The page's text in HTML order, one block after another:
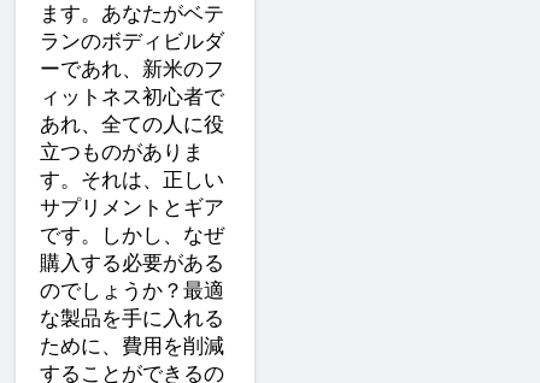
ます。あなたがベテ
ランのボディビルダ
ーであれ、新米のフ
ィットネス初心者で
あれ、全ての人に役
立つものがありま
す。それは、正しい
サプリメントとギア
です。しかし、なぜ
購入する必要がある
のでしょうか？最適
な製品を手に入れる
ために、費用を削減
することができるの